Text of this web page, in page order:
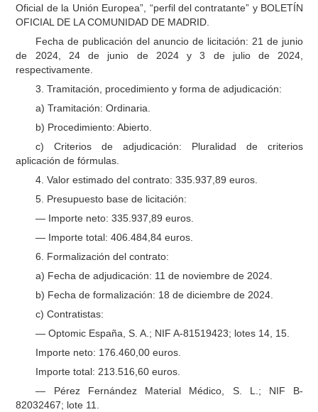
Oficial de la Unión Europea”, “perfil del contratante” y BOLETÍN
OFICIAL DE LA COMUNIDAD DE MADRID.
Fecha de publicación del anuncio de licitación: 21 de junio
de 2024, 24 de junio de 2024 y 3 de julio de 2024,
respectivamente.
3. Tramitación, procedimiento y forma de adjudicación:
a) Tramitación: Ordinaria.
b) Procedimiento: Abierto.
c) Criterios de adjudicación: Pluralidad de criterios
aplicación de fórmulas.
4. Valor estimado del contrato: 335.937,89 euros.
5. Presupuesto base de licitación:
— Importe neto: 335.937,89 euros.
— Importe total: 406.484,84 euros.
6. Formalización del contrato:
a) Fecha de adjudicación: 11 de noviembre de 2024.
b) Fecha de formalización: 18 de diciembre de 2024.
c) Contratistas:
— Optomic España, S. A.; NIF A-81519423; lotes 14, 15.
Importe neto: 176.460,00 euros.
Importe total: 213.516,60 euros.
— Pérez Fernández Material Médico, S. L.; NIF B-
82032467; lote 11.